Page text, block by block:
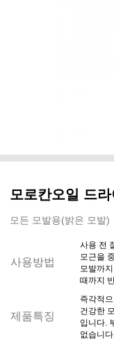
모로칸오일 드
모든 모발용(밝은 모발)
사용방법
사용 전
모근을
모발까
때까지
제품특징
즉각적
건강한
입니다.
없습니